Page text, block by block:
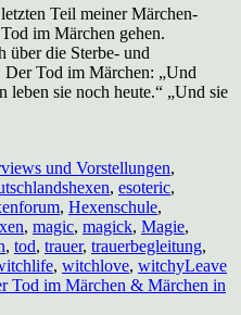
Teil meiner Märchen-
im Märchen gehen.
über die Sterbe- und
Tod im Märchen: „Und
leben sie noch heute.“ „Und sie
und Vorstellungen,
, esoteric,
, Hexenschule,
, magic, magick, Magie,
, tod, trauer, trauerbegleitung,
, witchlove, witchyLeave
Tod im Märchen & Märchen in